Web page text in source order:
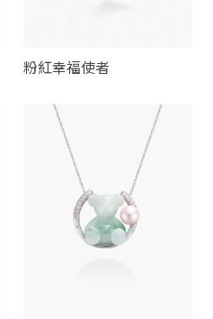
粉紅幸福使者